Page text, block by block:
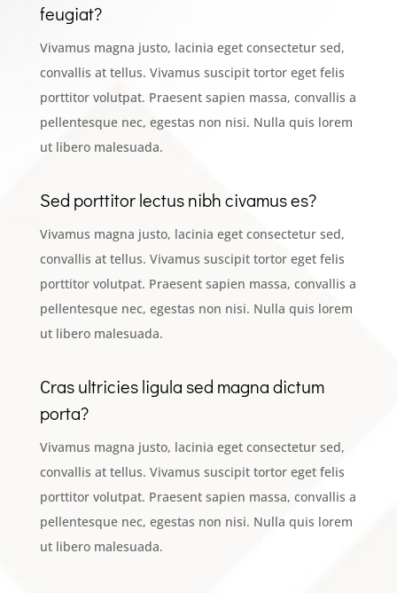
feugiat?
Vivamus magna justo, lacinia eget consectetur sed,
convallis at tellus. Vivamus suscipit tortor eget felis
porttitor volutpat. Praesent sapien massa, convallis a
pellentesque nec, egestas non nisi. Nulla quis lorem
ut libero malesuada.
Sed porttitor lectus nibh civamus es?
Vivamus magna justo, lacinia eget consectetur sed,
convallis at tellus. Vivamus suscipit tortor eget felis
porttitor volutpat. Praesent sapien massa, convallis a
pellentesque nec, egestas non nisi. Nulla quis lorem
ut libero malesuada.
Cras ultricies ligula sed magna dictum
porta?
Vivamus magna justo, lacinia eget consectetur sed,
convallis at tellus. Vivamus suscipit tortor eget felis
porttitor volutpat. Praesent sapien massa, convallis a
pellentesque nec, egestas non nisi. Nulla quis lorem
ut libero malesuada.